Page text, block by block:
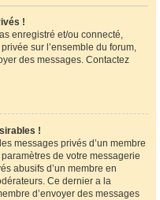
!
enregistré et/ou connecté,
sur l’ensemble du forum,
des messages. Contactez
!
messages privés d’un membre
de votre messagerie
abusifs d’un membre en
Ce dernier a la
d’envoyer des messages